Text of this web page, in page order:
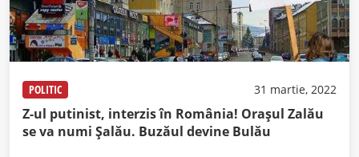
POLITIC 31 martie, 2022
Z-ul putinist, interzis în România! Oraşul Zalău
se va numi Şalău. Buzăul devine Bulău